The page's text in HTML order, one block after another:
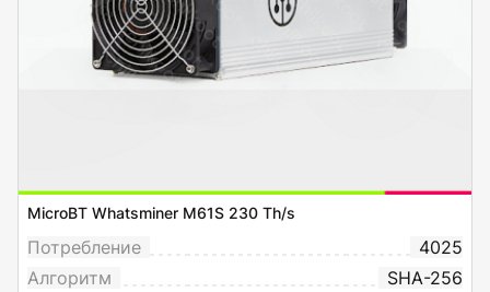
MicroBT Whatsminer M61S 230 Th/s
Потребление
4025
Алгоритм
SHA-256